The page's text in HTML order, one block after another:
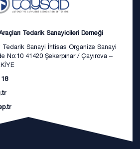
Tedarik Sanayicileri Derneği
Sanayi İhtisas Organize Sanayi
No:10 41420 Şekerpınar / Çayırova –